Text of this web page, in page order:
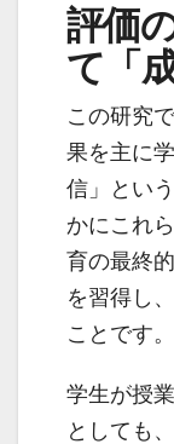
評価
て「
この研究
果を主に
信」とい
かにこれ
育の最終
を習得し
ことです。
学生が授
としても